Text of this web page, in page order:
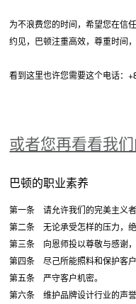
为不浪费您的时间，希望您在信
约见，巴顿注重高效，尊重时间
看到这里也许您需要这个电话：
或者您再看看我
巴顿的职业素养
第一条 请允许我们的完美主义
第二条 无论承受怎样的压力，
第三条 向恩师投以尊敬与感谢
第四条 尽己所能照料和保护客户
第五条 严守客户机密。
第六条 维护品牌设计行业的声誉